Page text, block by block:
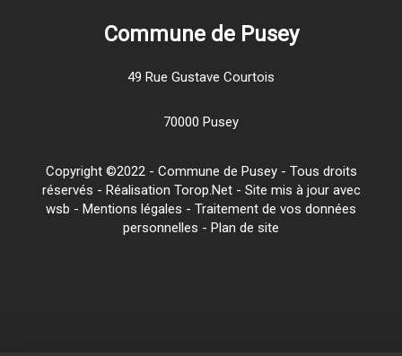
Commune de Pusey
49 Rue Gustave Courtois
70000 Pusey
Copyright ©2022 - Commune de Pusey - Tous droits
réservés - Réalisation Torop.Net - Site mis à jour avec
wsb - Mentions légales - Traitement de vos données
personnelles - Plan de site